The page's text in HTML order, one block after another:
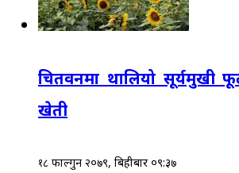
चितवनमा थालियो सूर्यमुखी
खेती
१८ फाल्गुन २०७९, बिहीबार ०९:३७